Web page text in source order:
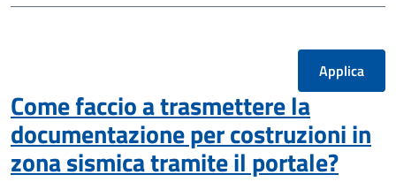
Come faccio a trasmettere la
documentazione per costruzioni in
zona sismica tramite il portale?